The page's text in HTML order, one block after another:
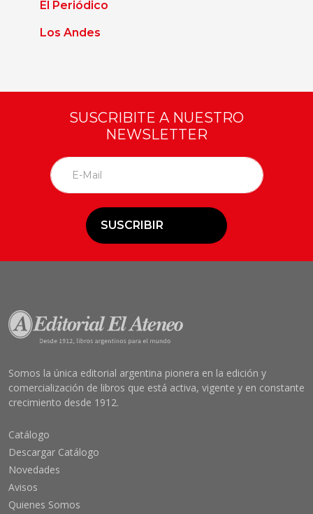
El Periódico
Los Andes
SUSCRIBITE A NUESTRO
NEWSLETTER
SUSCRIBIR
Somos la única editorial argentina pionera en la edición y
comercialización de libros que está activa, vigente y en constante
crecimiento desde 1912.
Catálogo
Descargar Catálogo
Novedades
Avisos
Quienes Somos